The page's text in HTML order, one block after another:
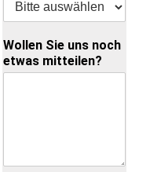
Wollen Sie uns noch
etwas mitteilen?